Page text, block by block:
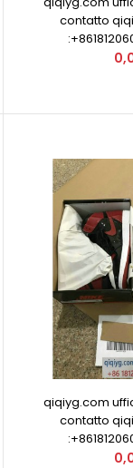
contatto
qiqiyg.com
contatto